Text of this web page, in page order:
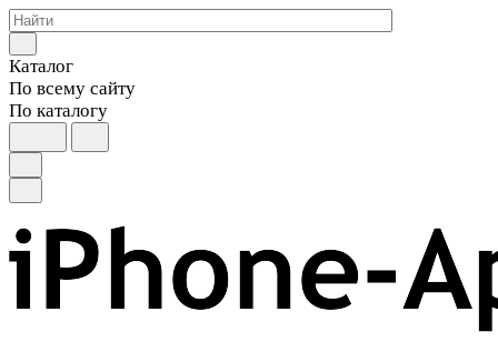
Каталог
По всему сайту
По каталогу